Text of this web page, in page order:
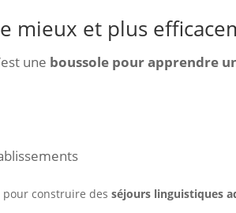
mieux et plus
une boussole pour apprendre
pour construire des séjours linguistiques